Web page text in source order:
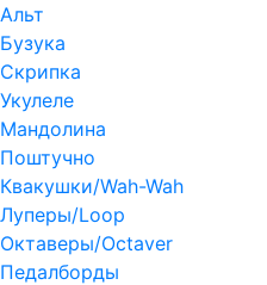
Альт
Бузука
Скрипка
Укулеле
Мандолина
Поштучно
Квакушки/Wah-Wah
Луперы/Loop
Октаверы/Octaver
Педалборды